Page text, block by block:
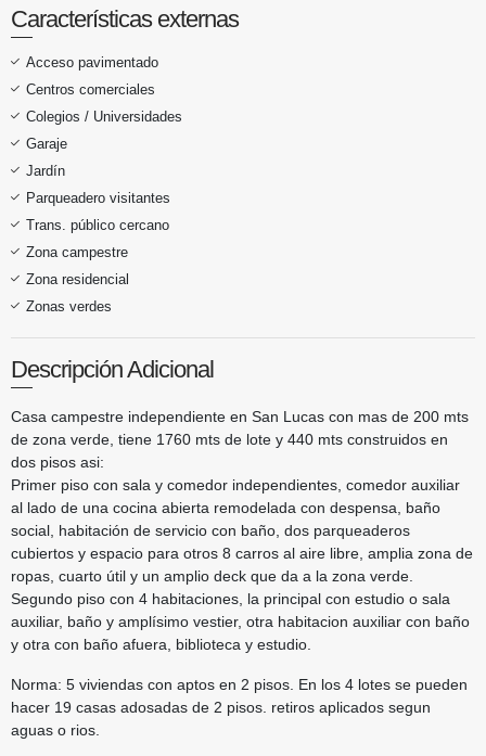
Características externas
Acceso pavimentado
Centros comerciales
Colegios / Universidades
Garaje
Jardín
Parqueadero visitantes
Trans. público cercano
Zona campestre
Zona residencial
Zonas verdes
Descripción Adicional
Casa campestre independiente en San Lucas con mas de 200 mts
de zona verde, tiene 1760 mts de lote y 440 mts construidos en
dos pisos asi:
Primer piso con sala y comedor independientes, comedor auxiliar
al lado de una cocina abierta remodelada con despensa, baño
social, habitación de servicio con baño, dos parqueaderos
cubiertos y espacio para otros 8 carros al aire libre, amplia zona de
ropas, cuarto útil y un amplio deck que da a la zona verde.
Segundo piso con 4 habitaciones, la principal con estudio o sala
auxiliar, baño y amplísimo vestier, otra habitacion auxiliar con baño
y otra con baño afuera, biblioteca y estudio.
Norma: 5 viviendas con aptos en 2 pisos. En los 4 lotes se pueden
hacer 19 casas adosadas de 2 pisos. retiros aplicados segun
aguas o rios.